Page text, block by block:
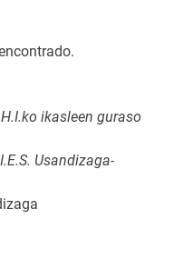
ikasleen guraso
Usandizaga-